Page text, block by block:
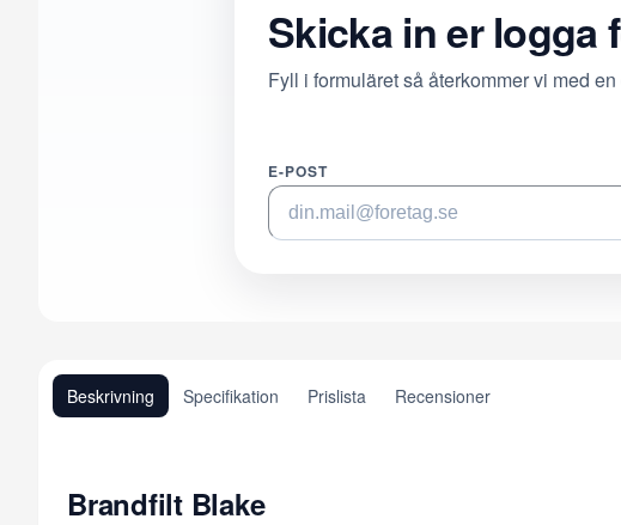
Skicka in er logga
Fyll i formuläret så återkommer vi med
E-POST
Beskrivning Specifikation Prislista Recensioner
Brandfilt Blake